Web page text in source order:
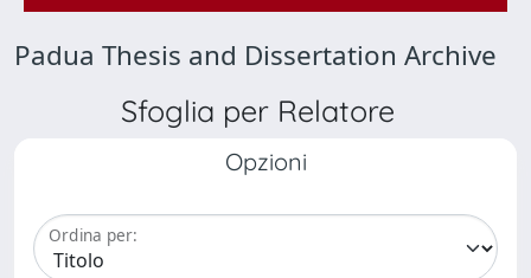
Padua Thesis and Dissertation Archive
Sfoglia per Relatore
Opzioni
Ordina per: